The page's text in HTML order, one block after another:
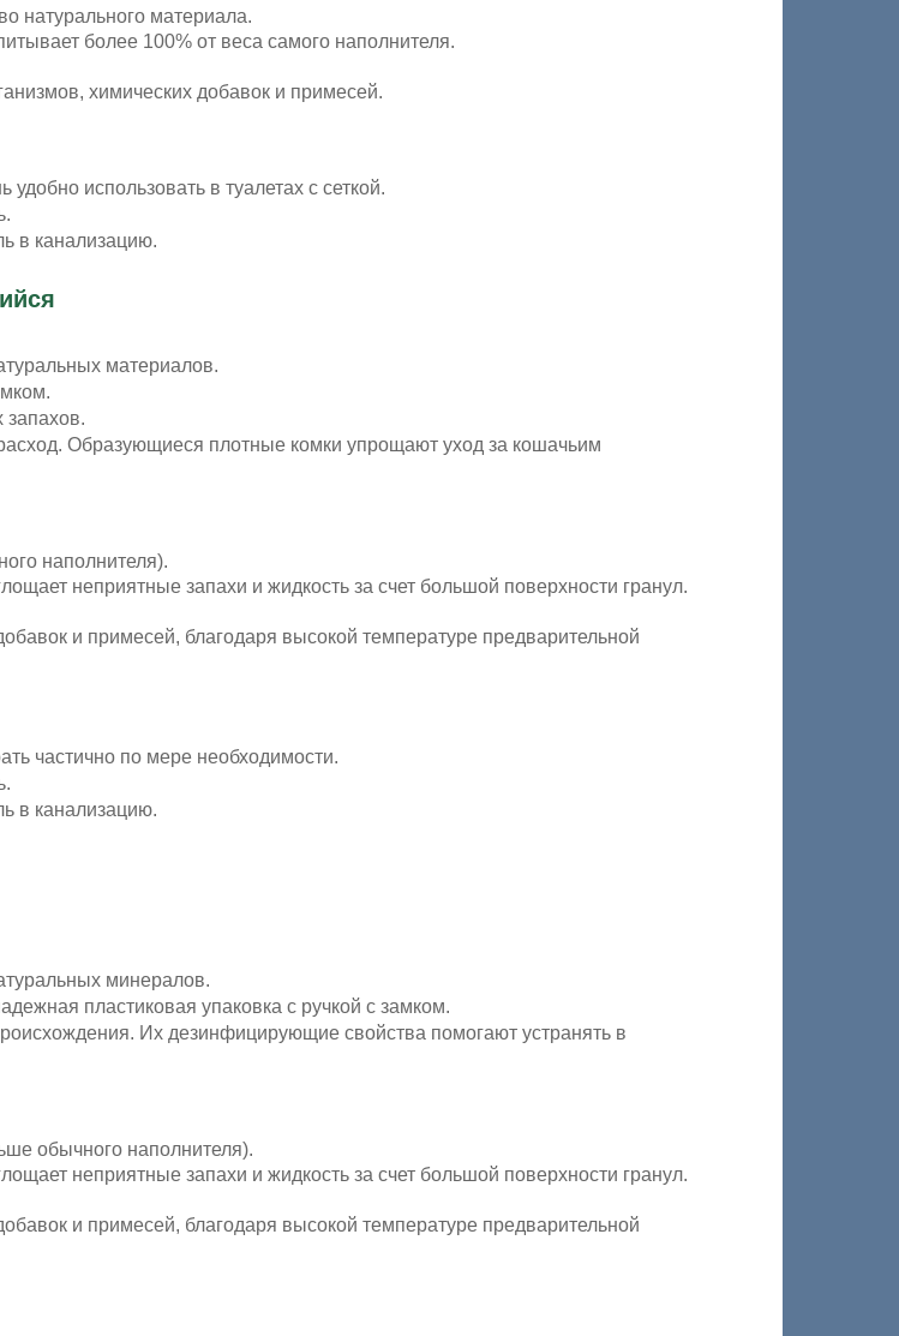
натурального материала.
более 100% от веса самого наполнителя.
химических добавок и примесей.
использовать в туалетах с сеткой.
в канализацию.
материалов.
запахов.
Образующиеся плотные комки упрощают уход за кошачьим
наполнителя).
неприятные запахи и жидкость за счет большой поверхности гранул.
и примесей, благодаря высокой температуре предварительной
частично по мере необходимости.
в канализацию.
минералов.
пластиковая упаковка с ручкой с замком.
Их дезинфицирующие свойства помогают устранять в
обычного наполнителя).
неприятные запахи и жидкость за счет большой поверхности гранул.
и примесей, благодаря высокой температуре предварительной